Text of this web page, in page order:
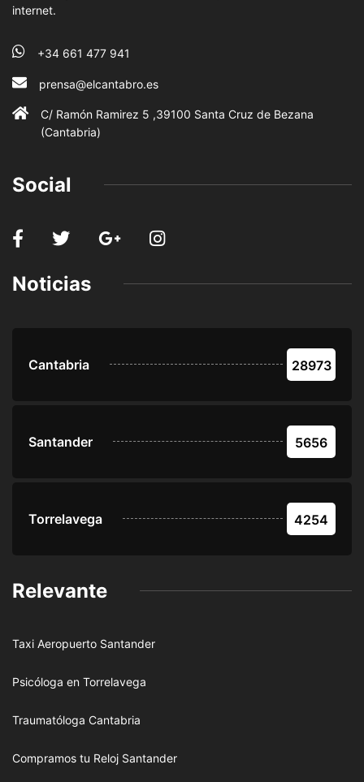
internet.
+34 661 477 941
prensa@elcantabro.es
C/ Ramón Ramirez 5 ,39100 Santa Cruz de Bezana
(Cantabria)
Social
Noticias
Cantabria 28973
Santander 5656
Torrelavega 4254
Relevante
Taxi Aeropuerto Santander
Psicóloga en Torrelavega
Traumatóloga Cantabria
Compramos tu Reloj Santander